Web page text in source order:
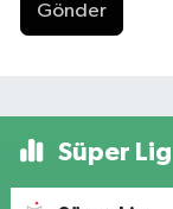
Gönder
Süper